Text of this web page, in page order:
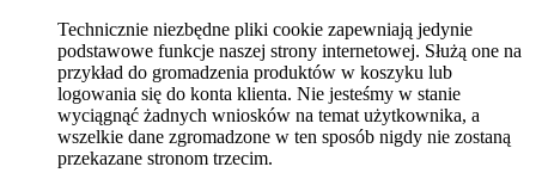
Technicznie niezbędne pliki cookie zapewniają jedynie
podstawowe funkcje naszej strony internetowej. Służą one na
przykład do gromadzenia produktów w koszyku lub
logowania się do konta klienta. Nie jesteśmy w stanie
wyciągnąć żadnych wniosków na temat użytkownika, a
wszelkie dane zgromadzone w ten sposób nigdy nie zostaną
przekazane stronom trzecim.